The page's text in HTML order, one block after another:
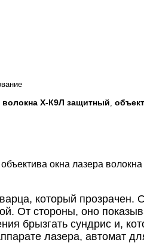
волокна Х-К9Л защитный,
окна лазера
который прозрачен.
От стороны, оно
брызгать сундрис и,
лазера, автомат